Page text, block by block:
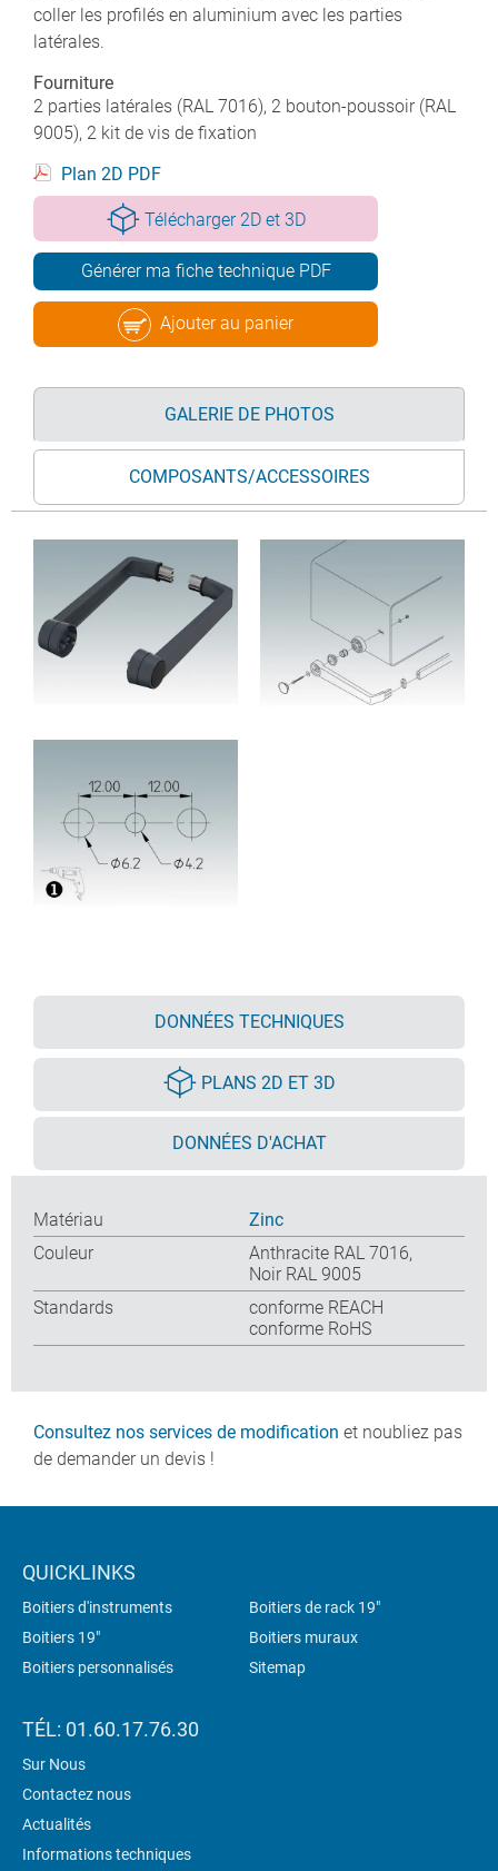
coller les profilés en aluminium avec les parties
latérales.
Fourniture
2 parties latérales (RAL 7016), 2 bouton-poussoir (RAL
9005), 2 kit de vis de fixation
Plan 2D PDF
Télécharger 2D et 3D
Générer ma fiche technique PDF
Ajouter au panier
GALERIE DE PHOTOS
COMPOSANTS/ACCESSOIRES
DONNÉES TECHNIQUES
PLANS 2D ET 3D
DONNÉES D'ACHAT
Matériau
Zinc
Couleur
Anthracite RAL 7016,
Noir RAL 9005
Standards
conforme REACH
conforme RoHS
Consultez nos services de modification et noubliez pas
de demander un devis !
QUICKLINKS
Boitiers d'instruments
Boitiers de rack 19"
Boitiers 19"
Boitiers muraux
Boitiers personnalisés
Sitemap
TÉL: 01.60.17.76.30
Sur Nous
Contactez nous
Actualités
Informations techniques